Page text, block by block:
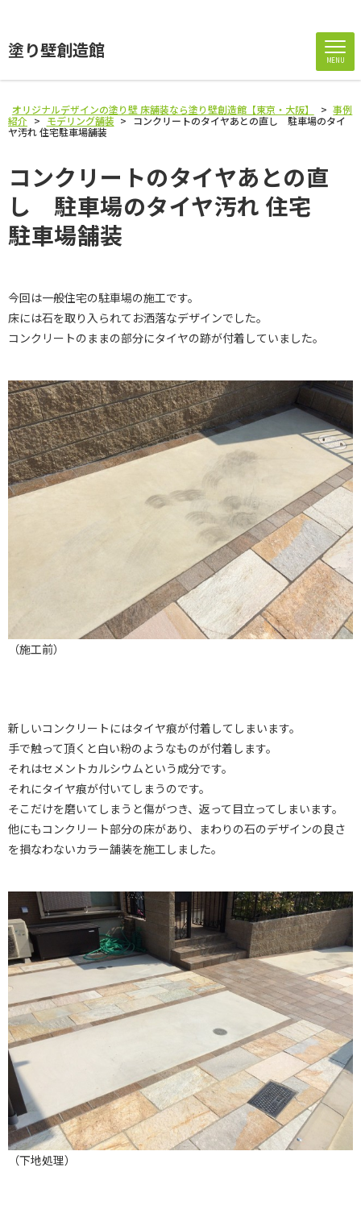
塗り壁創造館 MENU
オリジナルデザインの塗り壁 床舗装なら塗り壁創造館【東京・大阪】 > 事例
紹介 > モデリング舗装 > コンクリートのタイヤあとの直し 駐車場のタイ
ヤ汚れ 住宅駐車場舗装
コンクリートのタイヤあとの直
し 駐車場のタイヤ汚れ 住宅
駐車場舗装
今回は一般住宅の駐車場の施工です。
床には石を取り入られてお洒落なデザインでした。
コンクリートのままの部分にタイヤの跡が付着していました。
（施工前）
新しいコンクリートにはタイヤ痕が付着してしまいます。
手で触って頂くと白い粉のようなものが付着します。
それはセメントカルシウムという成分です。
それにタイヤ痕が付いてしまうのです。
そこだけを磨いてしまうと傷がつき、返って目立ってしまいます。
他にもコンクリート部分の床があり、まわりの石のデザインの良さ
を損なわないカラー舗装を施工しました。
（下地処理）